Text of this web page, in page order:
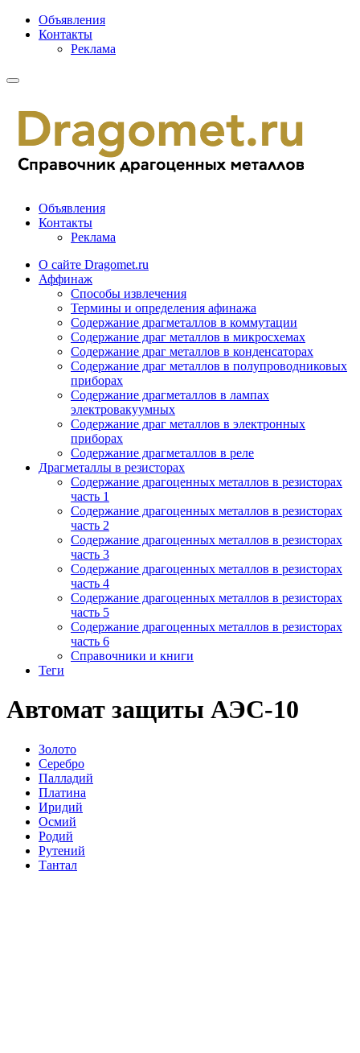
Объявления
Контакты
Реклама
Объявления
Контакты
Реклама
О сайте Dragomet.ru
Аффинаж
Способы извлечения
Термины и определения афинажа
Содержание драгметаллов в коммутации
Содержание драг металлов в микросхемах
Содержание драг металлов в конденсаторах
Содержание драг металлов в полупроводниковых
приборах
Содержание драгметаллов в лампах
электровакуумных
Содержание драг металлов в электронных
приборах
Содержание драгметаллов в реле
Драгметаллы в резисторах
Содержание драгоценных металлов в резисторах
часть 1
Содержание драгоценных металлов в резисторах
часть 2
Содержание драгоценных металлов в резисторах
часть 3
Содержание драгоценных металлов в резисторах
часть 4
Содержание драгоценных металлов в резисторах
часть 5
Содержание драгоценных металлов в резисторах
часть 6
Справочники и книги
Теги
Автомат защиты АЭС-10
Золото
Серебро
Палладий
Платина
Иридий
Осмий
Родий
Рутений
Тантал